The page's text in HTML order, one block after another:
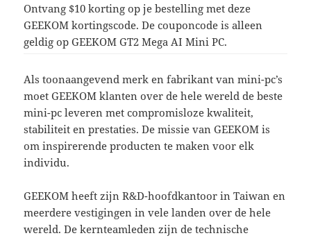
Ontvang $10 korting op je bestelling met deze
GEEKOM kortingscode. De couponcode is alleen
geldig op GEEKOM GT2 Mega AI Mini PC.
Als toonaangevend merk en fabrikant van mini-pc’s
moet GEEKOM klanten over de hele wereld de beste
mini-pc leveren met compromisloze kwaliteit,
stabiliteit en prestaties. De missie van GEEKOM is
om inspirerende producten te maken voor elk
individu.
GEEKOM heeft zijn R&D-hoofdkantoor in Taiwan en
meerdere vestigingen in vele landen over de hele
wereld. De kernteamleden zijn de technische